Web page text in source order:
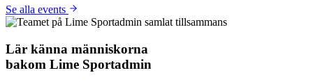
Se alla events
Lär känna människorna
bakom Lime Sportadmin